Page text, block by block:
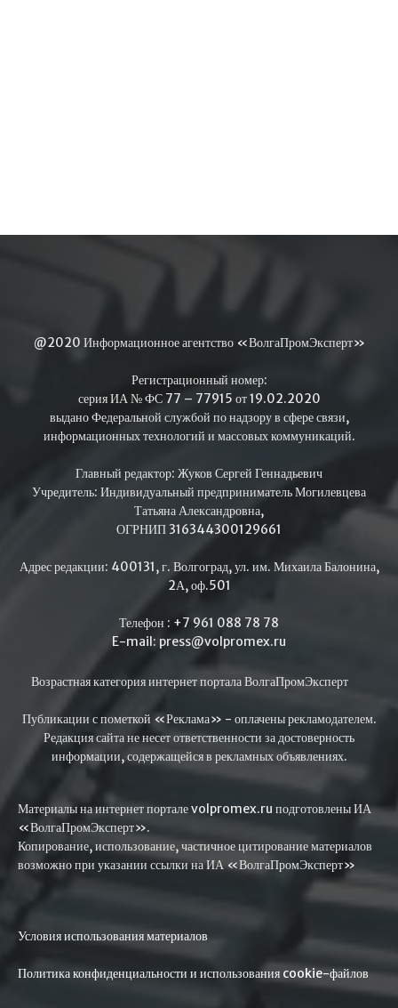
@2020 Информационное агентство «ВолгаПромЭксперт»
Регистрационный номер:
серия ИА № ФС 77 – 77915 от 19.02.2020
выдано Федеральной службой по надзору в сфере связи,
информационных технологий и массовых коммуникаций.
Главный редактор: Жуков Сергей Геннадьевич
Учредитель: Индивидуальный предприниматель Могилевцева
Татьяна Александровна,
ОГРНИП 316344300129661
Адрес редакции: 400131, г. Волгоград, ул. им. Михаила Балонина,
2А, оф.501
Телефон : +7 961 088 78 78
E-mail: press@volpromex.ru
Возрастная категория интернет портала ВолгаПромЭксперт
Публикации с пометкой «Реклама» - оплачены рекламодателем.
Редакция сайта не несет ответственности за достоверность
информации, содержащейся в рекламных объявлениях.
Материалы на интернет портале volpromex.ru подготовлены ИА
«ВолгаПромЭксперт».
Копирование, использование, частичное цитирование материалов
возможно при указании ссылки на ИА «ВолгаПромЭксперт»
Условия использования материалов
Политика конфиденциальности и использования cookie-файлов